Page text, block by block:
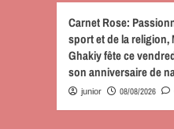
Carnet Rose:
sport et de la religion,
Ghakiy fête ce
son anniversaire de
junior 08/08/2026